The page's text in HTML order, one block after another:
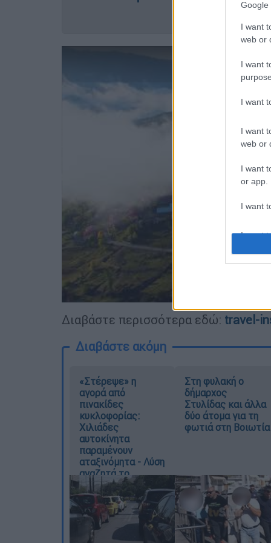
Google
I want
web or
I want
I want
I want
web or
I want
or app.
I want
I want
Διαβάστε περισσότερα εδώ: travel-
Διαβάστε ακόμη
«Στέρεψε» η
αγορά από
πινακίδες
κυκλοφορίας:
Χιλιάδες
αυτοκίνητα
παραμένουν
αταξινόμητα - Λύση
αναζητά το
υπουργείο
Στη φυλακή ο
δήμαρχος
Στυλίδας και άλλα
δύο άτομα για τη
φωτιά στη Βοιωτία